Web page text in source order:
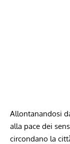
Allontanandosi
alla pace dei
circondano la